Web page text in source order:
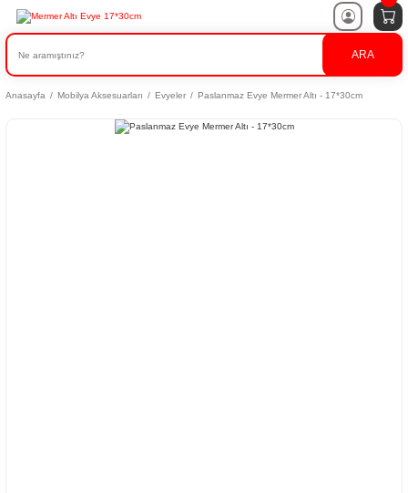
ARA
Anasayfa Mobilya Aksesuarları Evyeler Paslanmaz Evye Mermer Altı - 17*30cm